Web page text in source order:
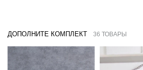
ДОПОЛНИТЕ КОМПЛЕКТ 36 ТОВАРЫ